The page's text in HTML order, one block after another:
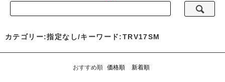
カテゴリー:指定なし/キーワード:TRV17SM
おすすめ順 価格順 新着順